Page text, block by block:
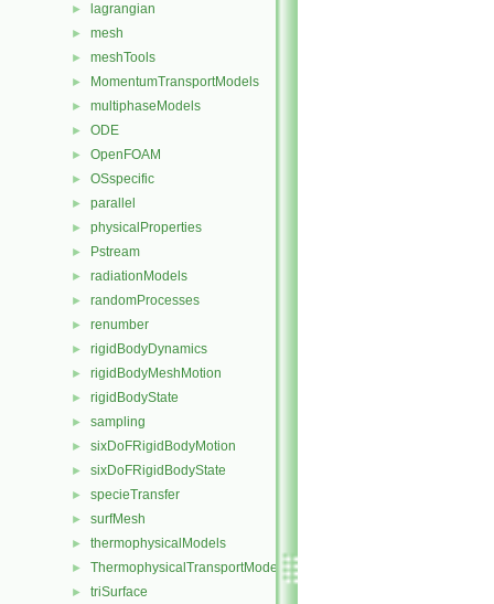
► lagrangian
► mesh
► meshTools
► MomentumTransportModels
► multiphaseModels
► ODE
► OpenFOAM
► OSspecific
► parallel
► physicalProperties
► Pstream
► radiationModels
► randomProcesses
► renumber
► rigidBodyDynamics
► rigidBodyMeshMotion
► rigidBodyState
► sampling
► sixDoFRigidBodyMotion
► sixDoFRigidBodyState
► specieTransfer
► surfMesh
► thermophysicalModels
► ThermophysicalTransportModels
► triSurface